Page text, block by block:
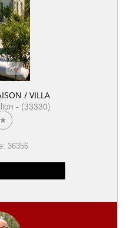
/ VILLA
- (33330)
36356